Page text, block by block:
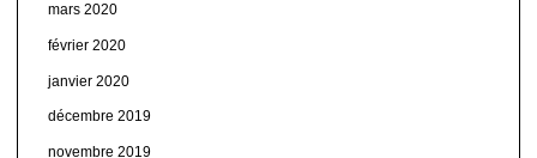
mars 2020
février 2020
janvier 2020
décembre 2019
novembre 2019